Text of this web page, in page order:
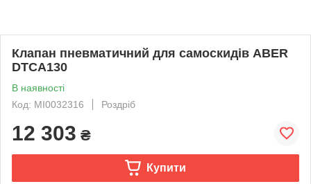
Клапан пневматичний для самоскидів ABER
DTCA130
В наявності
Код: MI0032316
Роздріб
12 303 ₴
Купити